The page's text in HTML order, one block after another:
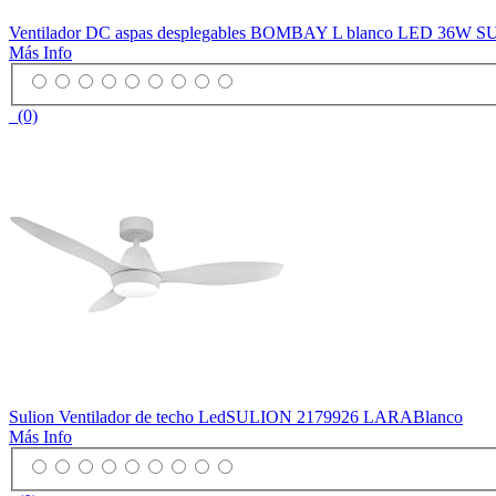
Ventilador DC aspas desplegables BOMBAY L blanco LED 36W
Más Info
(0)
Sulion Ventilador de techo LedSULION 2179926 LARABlanco
Más Info